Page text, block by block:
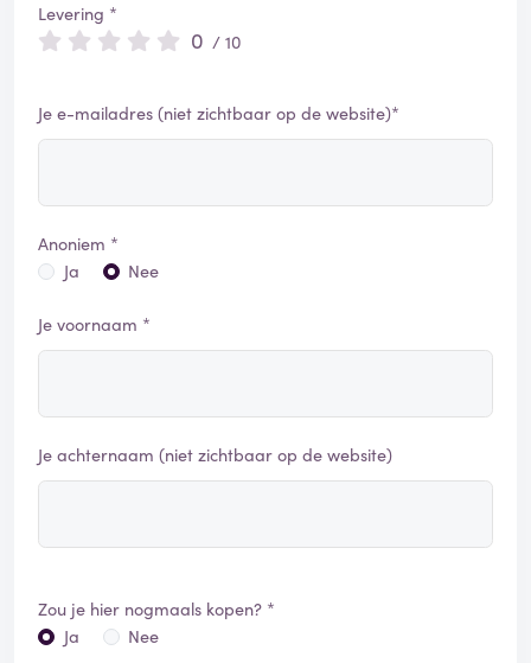
Levering *
0 / 10
Je e-mailadres (niet zichtbaar op de website)*
Anoniem *
Ja
Nee
Je voornaam *
Je achternaam (niet zichtbaar op de website)
Zou je hier nogmaals kopen? *
Ja
Nee